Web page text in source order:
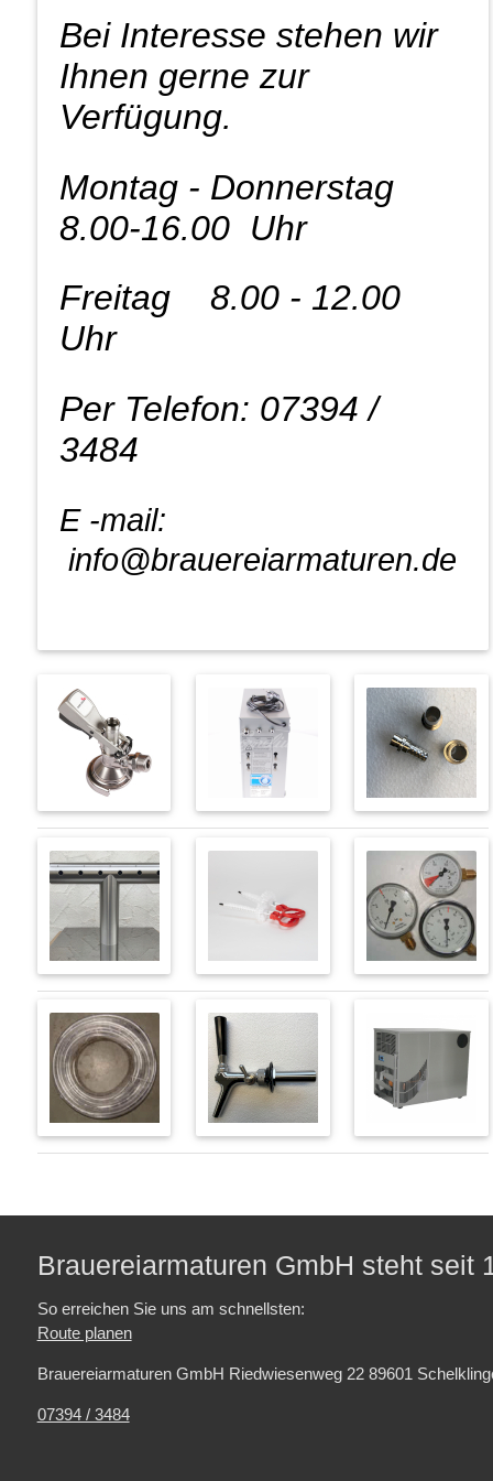
Bei Interesse stehen wir
Ihnen gerne zur
Verfügung.
Montag - Donnerstag
8.00-16.00 Uhr
Freitag 8.00 - 12.00
Uhr
Per Telefon: 07394 /
3484
E -mail:
info@brauereiarmaturen.de
Brauereiarmaturen GmbH steht seit
So erreichen Sie uns am schnellsten:
Route planen
Brauereiarmaturen GmbH Riedwiesenweg 22 89601
07394 / 3484